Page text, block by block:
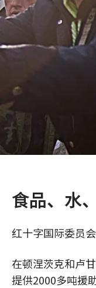
食品、水
红十字国际委员会
在顿涅茨克和卢
提供2000多吨援